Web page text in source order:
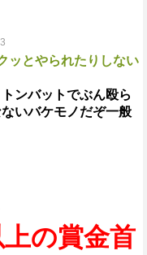
ッとやられたりしない
ンバットでぶん殴ら
いバケモノだぞ一般
の賞金首